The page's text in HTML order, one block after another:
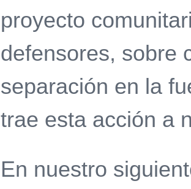
proyecto
defensores, sobre
separación en la
trae esta acción a
En nuestro